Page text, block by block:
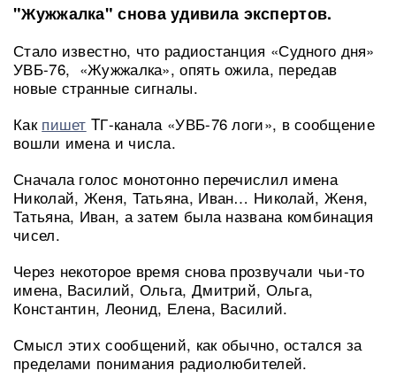
"Жужжалка" снова удивила экспертов.
Стало известно, что радиостанция «Судного дня»
УВБ-76, «Жужжалка», опять ожила, передав
новые странные сигналы.
Как пишет TГ-канала «УВБ-76 логи», в сообщение
вошли имена и числа.
Сначала голос монотонно перечислил имена
Николай, Женя, Татьяна, Иван… Николай, Женя,
Татьяна, Иван, а затем была названа комбинация
чисел.
Через некоторое время снова прозвучали чьи-то
имена, Василий, Ольга, Дмитрий, Ольга,
Константин, Леонид, Елена, Василий.
Смысл этих сообщений, как обычно, остался за
пределами понимания радиолюбителей.